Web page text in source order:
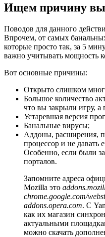
Ищем причину
Поводов для данного
Впрочем, от самых
которые просто так, за 5
важно учитывать мощность
Вот основные причины:
Открыто слишком
Большое количество
что вы закрыли игру, а
Устаревшая версия
Банальные вирусы;
Аддоны, расширения,
процессор и не давать
Особенно, если были
порталов.
Запомните адреса
Mozilla это
chrome.google.com/
addons.opera.com. С
как их магазин
актуальными
можно скачать